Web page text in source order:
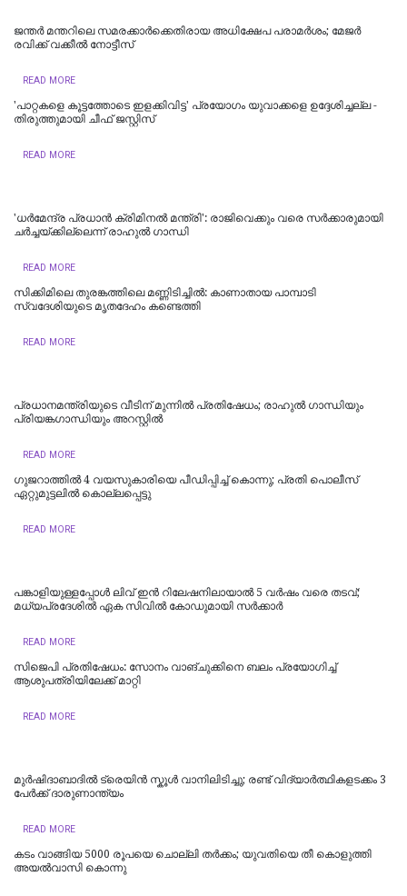
ജന്തർ മന്തറിലെ സമരക്കാർക്കെതിരായ അധിക്ഷേപ പരാമർശം; മേജർ
രവിക്ക് വക്കീൽ നോട്ടീസ്
READ MORE
'പാറ്റകളെ കൂട്ടത്തോടെ ഇളക്കിവിട്ട' പ്രയോഗം യുവാക്കളെ ഉദ്ദേശിച്ചല്ല -
തിരുത്തുമായി ചീഫ് ജസ്റ്റിസ്
READ MORE
'ധര്‍മേന്ദ്ര പ്രധാന്‍ ക്രിമിനല്‍ മന്ത്രി': രാജിവെക്കും വരെ സർക്കാരുമായി
ചർച്ചയ്ക്കില്ലെന്ന് രാഹുൽ ഗാന്ധി
READ MORE
സിക്കിമിലെ തുരങ്കത്തിലെ മണ്ണിടിച്ചില്‍: കാണാതായ പാമ്പാടി
സ്വദേശിയുടെ മൃതദേഹം കണ്ടെത്തി
READ MORE
പ്രധാനമന്ത്രിയുടെ വീടിന് മുന്നിൽ പ്രതിഷേധം; രാഹുൽ ​ഗാന്ധിയും
പ്രിയങ്ക​ഗാന്ധിയും അറസ്റ്റിൽ
READ MORE
ഗുജറാത്തിൽ 4 വയസുകാരിയെ പീഡിപ്പിച്ച് കൊന്നു; പ്രതി പൊലീസ്
ഏറ്റുമുട്ടലിൽ കൊല്ലപ്പെട്ടു
READ MORE
പങ്കാളിയുള്ളപ്പോള്‍ ലിവ്‌ ഇൻ റിലേഷനിലായാൽ 5 വർഷം വരെ തടവ്;
മധ്യപ്രദേശിൽ ഏക സിവിൽ കോഡുമായി സർക്കാർ
READ MORE
സിജെപി പ്രതിഷേധം: സോനം വാങ്ചുക്കിനെ ബലം പ്രയോഗിച്ച്
ആശുപത്രിയിലേക്ക് മാറ്റി
READ MORE
മുർഷിദാബാദിൽ ട്രെയിൻ സ്കൂൾ വാനിലിടിച്ചു; രണ്ട് വിദ്യാർത്ഥികളടക്കം 3
പേർക്ക് ദാരുണാന്ത്യം
READ MORE
കടം വാങ്ങിയ 5000 രൂപയെ ചൊല്ലി തര്‍ക്കം; യുവതിയെ തീ കൊളുത്തി
അയല്‍വാസി കൊന്നു